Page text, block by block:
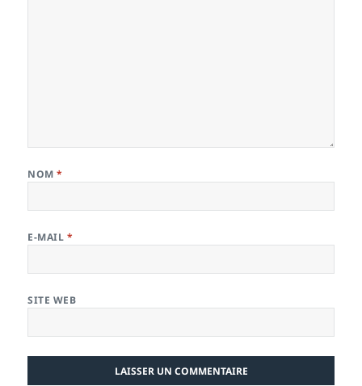
NOM*
E-MAIL *
SITE WEB